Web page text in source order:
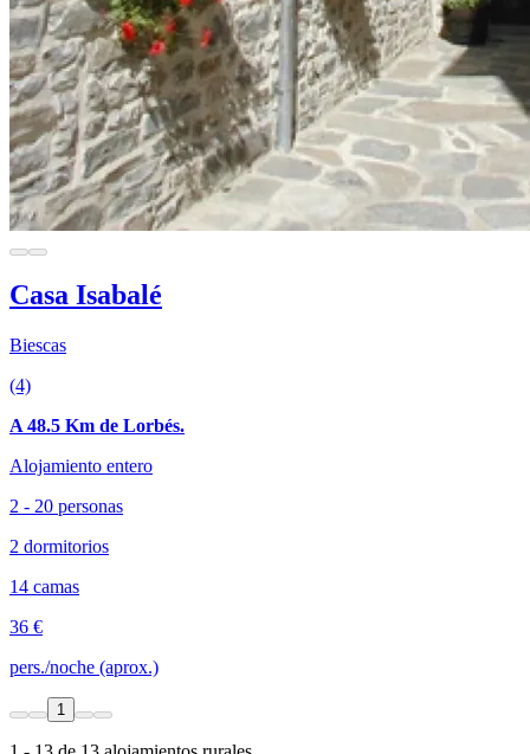
Casa Isabalé
Biescas
(4)
A 48.5 Km de Lorbés.
Alojamiento entero
2 - 20 personas
2 dormitorios
14 camas
36 €
pers./noche (aprox.)
1